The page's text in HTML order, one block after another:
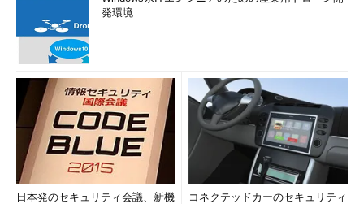
[5] 彼はそれをNBA 3.0と呼ぶ
[6] ファンとチームとの関わり方や試合の楽しみ方を全面的に
考え直す（こと）
[7] 特に先進国以外の地域で
もう一度英文を
では最後に、もう一度英文を読み直してみよう。
発環境
日本発のセキュリティ会議、新機
コネクテッドカーのセキュリティ